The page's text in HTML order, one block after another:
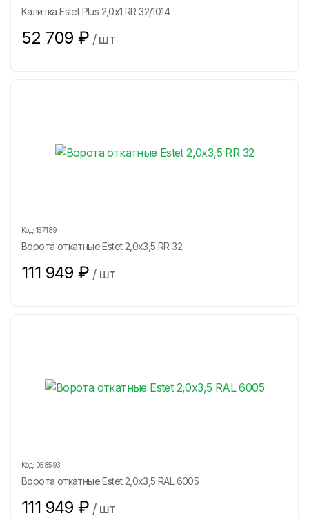
Калитка Estet Plus 2,0х1 RR 32/1014
52 709 ₽ /шт
Код: 157189
Ворота откатные Estet 2,0х3,5 RR 32
111 949 ₽ / шт
Код: 058593
Ворота откатные Estet 2,0х3,5 RAL 6005
111 949 ₽ / шт